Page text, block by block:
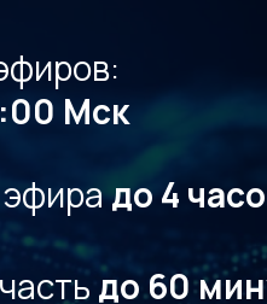
до 60 минут
доступ к записям
месяца